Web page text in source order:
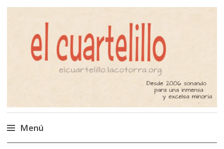
El Cuartelillo
Programa de radio de música
independiente. Podcast
Menú